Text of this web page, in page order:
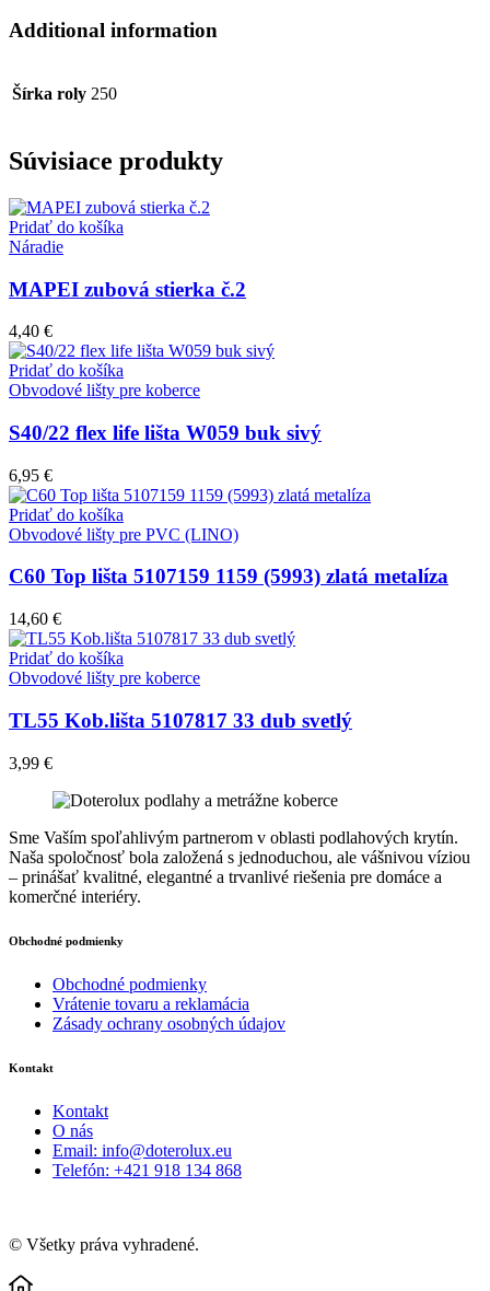
Additional information
Šírka roly 250
Súvisiace produkty
Pridať do košíka
Náradie
MAPEI zubová stierka č.2
4,40 €
Pridať do košíka
Obvodové lišty pre koberce
S40/22 flex life lišta W059 buk sivý
6,95 €
Pridať do košíka
Obvodové lišty pre PVC (LINO)
C60 Top lišta 5107159 1159 (5993) zlatá metalíza
14,60 €
Pridať do košíka
Obvodové lišty pre koberce
TL55 Kob.lišta 5107817 33 dub svetlý
3,99 €
Sme Vaším spoľahlivým partnerom v oblasti podlahových krytín.
Naša spoločnosť bola založená s jednoduchou, ale vášnivou víziou
– prinášať kvalitné, elegantné a trvanlivé riešenia pre domáce a
komerčné interiéry.
Obchodné podmienky
Obchodné podmienky
Vrátenie tovaru a reklamácia
Zásady ochrany osobných údajov
Kontakt
Kontakt
O nás
Email: info@doterolux.eu
Telefón: +421 918 134 868
© Všetky práva vyhradené.